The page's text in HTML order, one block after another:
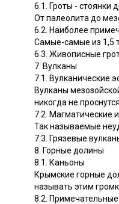
6.1. Гроты - стоянки
От палеолита до
6.2. Наиболее
Самые-самые из 1,5
6.3. Живописные
7. Вулканы
7.1. Вулканические
Вулканы
никогда не проснутся
7.2. Магматические
Так называемые
7.3. Грязевые
8. Горные долины
8.1. Каньоны
Крымские горные
называть этим
8.2.